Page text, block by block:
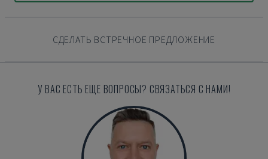
СДЕЛАТЬ ВСТРЕЧНОЕ ПРЕДЛОЖЕНИЕ
У ВАС ЕСТЬ ЕЩЕ ВОПРОСЫ? СВЯЗАТЬСЯ С НАМИ!